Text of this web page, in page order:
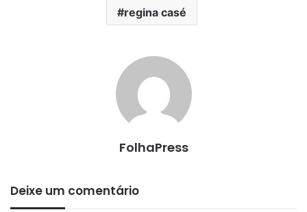
regina casé
FolhaPress
Deixe um comentário